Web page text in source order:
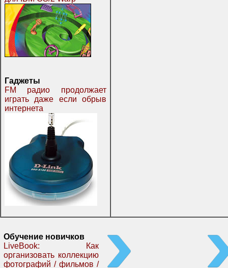
Гаджеты
FM радио продолжает
играть даже если обрыв
интернета
Обучение новичков
LiveBook: Как
организовать коллекцию
фотографий / фильмов /